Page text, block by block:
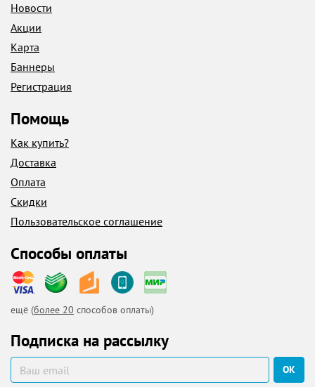
Новости
Акции
Карта
Баннеры
Регистрация
Помощь
Как купить?
Доставка
Оплата
Скидки
Пользовательское соглашение
Способы оплаты
ещё (более 20 способов оплаты)
Подписка на рассылку
ОК